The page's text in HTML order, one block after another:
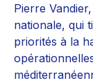
Pierre
nationale, qui
priorités à la